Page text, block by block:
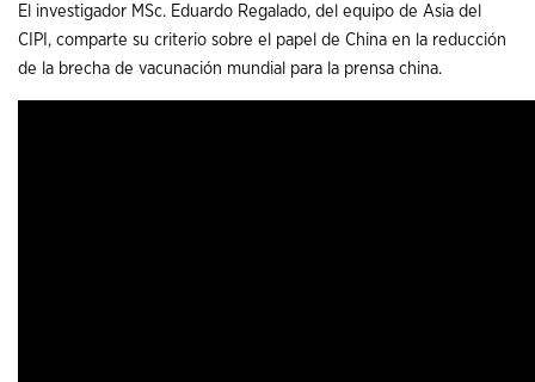
El investigador MSc. Eduardo Regalado, del equipo de Asia del
CIPI, comparte su criterio sobre el papel de China en la reducción
de la brecha de vacunación mundial para la prensa china.